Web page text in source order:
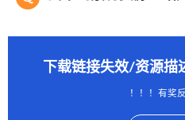
下载链接失效/资源
！！！有奖